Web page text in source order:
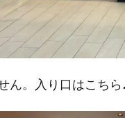
ん。入り口はこちら